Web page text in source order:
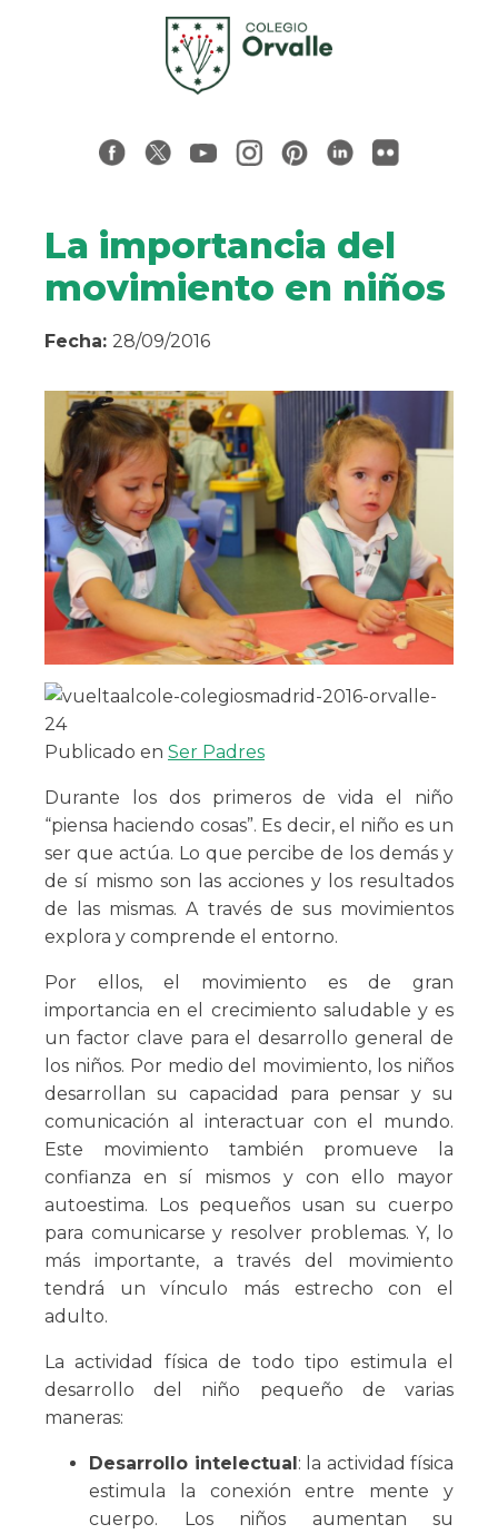
La importancia del
movimiento en niños
Fecha: 28/09/2016
Publicado en Ser Padres
Durante los dos primeros de vida el niño
“piensa haciendo cosas”. Es decir, el niño es un
ser que actúa. Lo que percibe de los demás y
de sí mismo son las acciones y los resultados
de las mismas. A través de sus movimientos
explora y comprende el entorno.
Por ellos, el movimiento es de gran
importancia en el crecimiento saludable y es
un factor clave para el desarrollo general de
los niños. Por medio del movimiento, los niños
desarrollan su capacidad para pensar y su
comunicación al interactuar con el mundo.
Este movimiento también promueve la
confianza en sí mismos y con ello mayor
autoestima. Los pequeños usan su cuerpo
para comunicarse y resolver problemas. Y, lo
más importante, a través del movimiento
tendrá un vínculo más estrecho con el
adulto.
La actividad física de todo tipo estimula el
desarrollo del niño pequeño de varias
maneras:
Desarrollo intelectual: la actividad física
estimula la conexión entre mente y
cuerpo. Los niños aumentan su